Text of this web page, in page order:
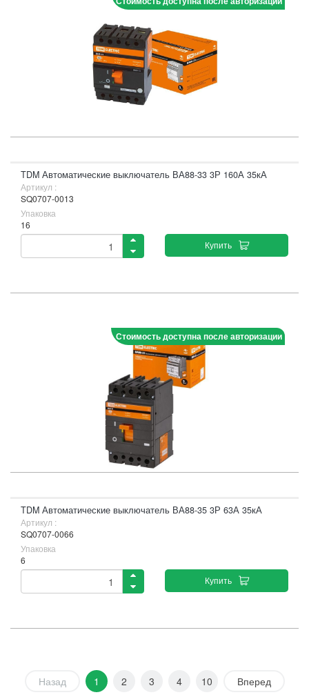
TDM Автоматические выключатель ВА88-33 3Р 160А 35кА
Артикул :
SQ0707-0013
Упаковка
16
Купить
Стоимость доступна после авторизации
TDM Автоматические выключатель ВА88-35 3Р 63А 35кА
Артикул :
SQ0707-0066
Упаковка
6
Купить
Назад 1 2 3 4 10 Вперед